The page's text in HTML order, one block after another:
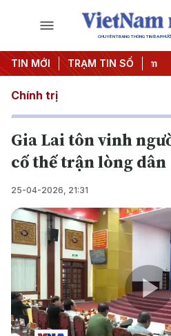
CHUYÊN TRANG THÔNG TIN ĐA
TIN MỚI TRẠM TIN SỐ
#Chiến dịch 500 ngày đêm
Chính trị
Gia Lai tôn vinh
cố thế trận lòng dân
25-04-2026, 21:31